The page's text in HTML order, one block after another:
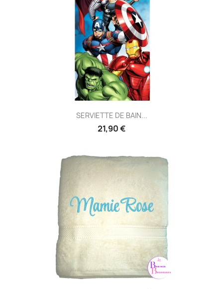
SERVIETTE DE BAIN...
21,90 €